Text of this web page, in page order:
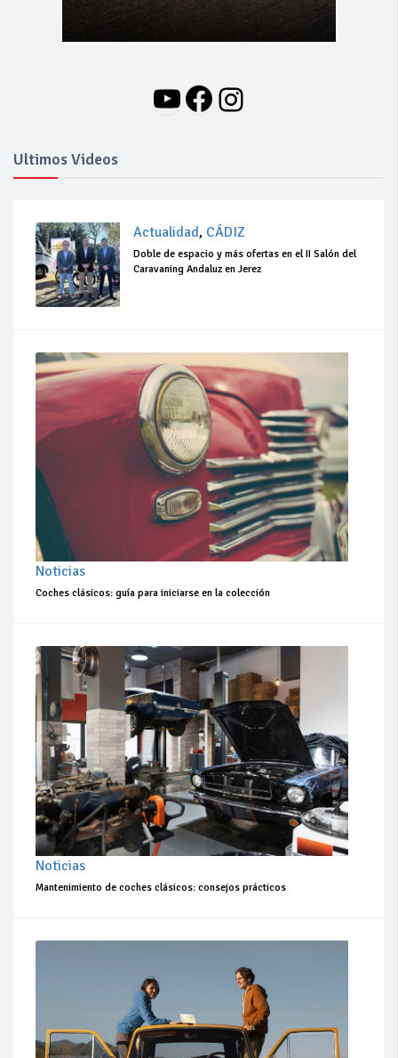
YouTube
Facebook
Instagram
Ultimos Videos
Actualidad, CÁDIZ
Doble de espacio y más ofertas en el II Salón del
Caravaning Andaluz en Jerez
Noticias
Coches clásicos: guía para iniciarse en la colección
Noticias
Mantenimiento de coches clásicos: consejos prácticos